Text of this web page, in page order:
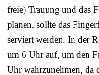
freie) Trauung und das
planen, sollte das
serviert werden. In der
um 6 Uhr auf, um den
Uhr wahrzunehmen, da